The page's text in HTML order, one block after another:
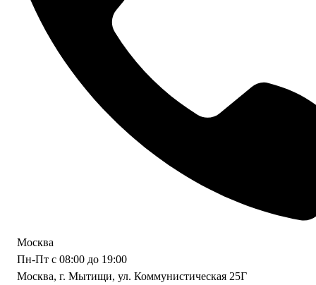
Москва
Пн-Пт с 08:00 до 19:00
Москва, г. Мытищи, ул. Коммунистическая 25Г